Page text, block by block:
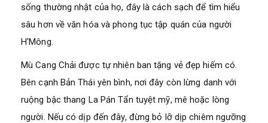
sống thường nhật của họ, đây là cách sạch để tìm hiểu
sâu hơn về văn hóa và phong tục tập quán của người
H'Mông.
Mù Cang Chải được tự nhiên ban tặng vẻ đẹp hiếm có.
Bên cạnh Bản Thái yên bình, nơi đây còn lừng danh với
ruộng bậc thang La Pán Tẩn tuyệt mỹ, mê hoặc lòng
người. Nếu có dịp đến đây, đừng bỏ lỡ dịp chiêm ngưỡng